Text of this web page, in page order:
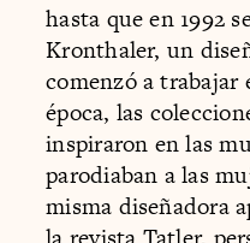
hasta que en 1992
Kronthaler, un
comenzó a trabajar
época, las
inspiraron en las
parodiaban a las
misma diseñadora